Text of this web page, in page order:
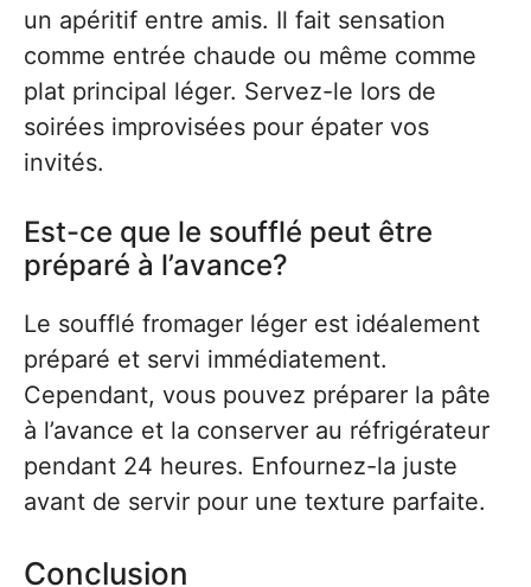
un apéritif entre amis. Il fait sensation
comme entrée chaude ou même comme
plat principal léger. Servez-le lors de
soirées improvisées pour épater vos
invités.
Est-ce que le soufflé peut être
préparé à l’avance?
Le soufflé fromager léger est idéalement
préparé et servi immédiatement.
Cependant, vous pouvez préparer la pâte
à l’avance et la conserver au réfrigérateur
pendant 24 heures. Enfournez-la juste
avant de servir pour une texture parfaite.
Conclusion